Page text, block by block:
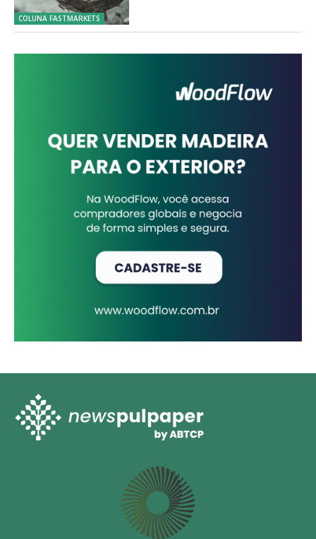
COLUNA FASTMARKETS